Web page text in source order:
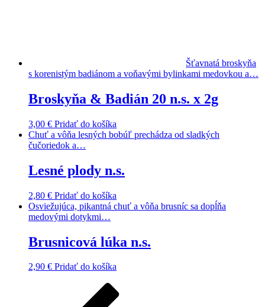
Šťavnatá broskyňa
s korenistým badiánom a voňavými bylinkami medovkou a…
Broskyňa & Badián 20 n.s. x 2g
3,00 € Pridať do košíka
Chuť a vôňa lesných bobúľ prechádza od sladkých
čučoriedok a…
Lesné plody n.s.
2,80 € Pridať do košíka
Osviežujúca, pikantná chuť a vôňa brusníc sa dopĺňa
medovými dotykmi…
Brusnicová lúka n.s.
2,90 € Pridať do košíka